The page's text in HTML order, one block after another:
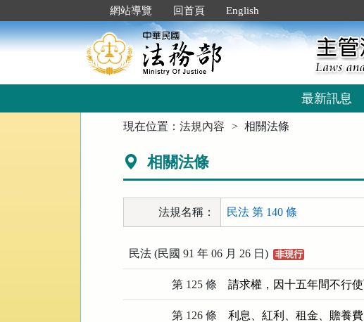
到
主
要
網站導覽 回首頁 English
最新訊息
現在位置：法規內容 相關法條
相關法條
法規名稱： 民法 第 140 條
民法 (民國 91 年 06 月 26 日) 非現行
第 125 條 請求權，因十五年間不行
第 126 條
利息、紅利、租金、贍養